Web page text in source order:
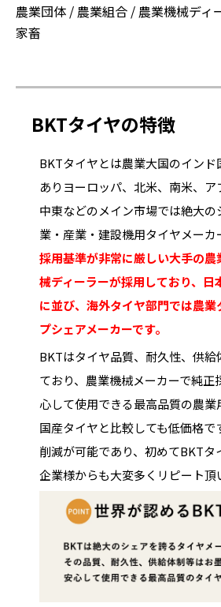
農業団体 / 農業組合 / 農業機械ディ
家畜
BKTタイヤの特徴
BKTタイヤとは農業大国のイン
ありヨーロッパ、北米、南米、ア
中東などのメイン市場では絶大の
業・産業・建設機用タイヤメーカ
採用基準が非常に厳しい大手の
械ディーラーが採用しており、日
に並び、海外タイヤ部門では農業
プシェアメーカーです。
BKTはタイヤ品質、耐久性、供
ており、農業機械メーカーで純正
心して使用できる最高品質の農業
国産タイヤと比較しても低価格で
削減が可能であり、初めてBKTタ
企業様からも大変多くリピート